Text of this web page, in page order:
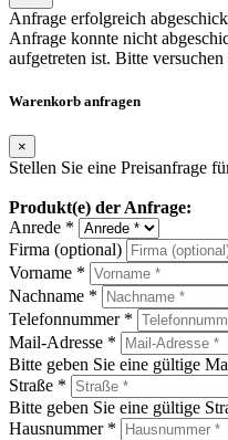
Anfrage erfolgreich
Anfrage konnte nicht
aufgetreten ist. Bitte versuchen
Warenkorb anfragen
×
Stellen Sie eine Preisanfrage
Produkt(e) der Anfrage:
Anrede *
Firma (optional)
Vorname *
Nachname *
Telefonnummer *
Mail-Adresse *
Bitte geben Sie eine gültige
Straße *
Bitte geben Sie eine gültige
Hausnummer *